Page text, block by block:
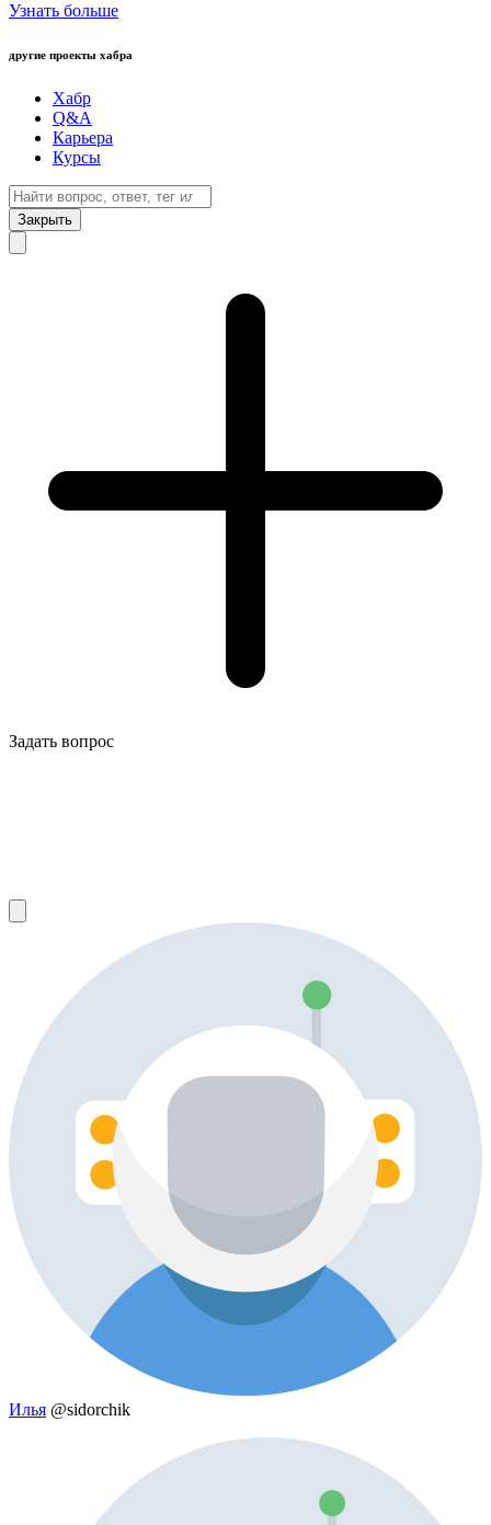
Узнать больше
другие проекты хабра
Хабр
Q&A
Карьера
Курсы
Закрыть
Задать вопрос
Илья @sidorchik